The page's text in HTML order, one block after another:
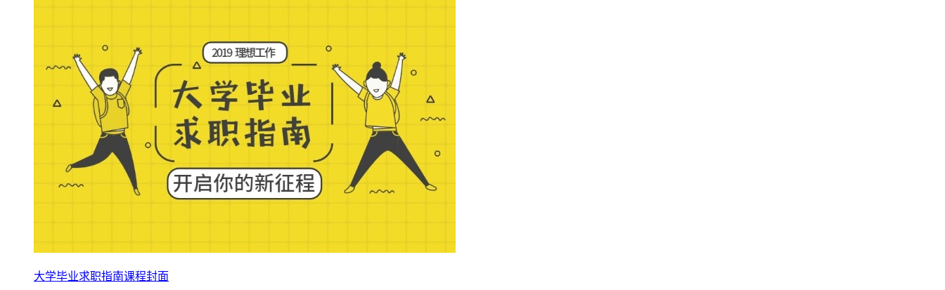
大学毕业求职指南课程封面